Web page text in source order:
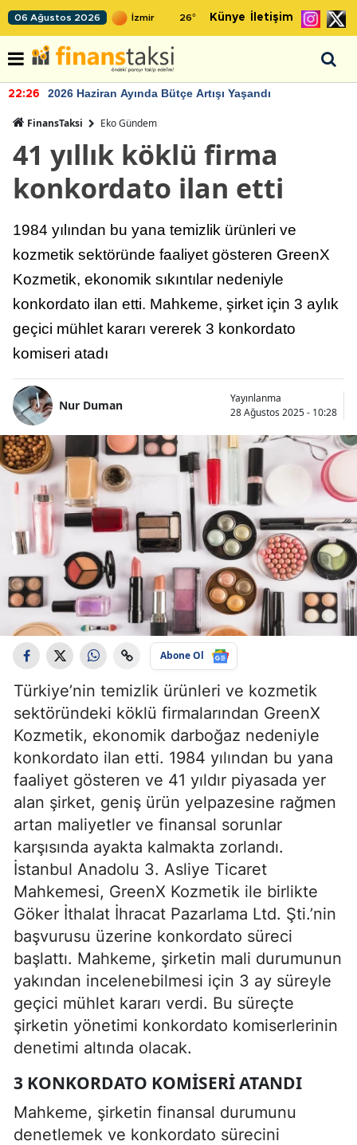
06 Ağustos 2026 26° Künye İletişim
22:26 2026 Haziran Ayında Bütçe Artışı Yaşandı
FinansTaksi Eko Gündem
41 yıllık köklü firma
konkordato ilan etti
1984 yılından bu yana temizlik ürünleri ve
kozmetik sektöründe faaliyet gösteren GreenX
Kozmetik, ekonomik sıkıntılar nedeniyle
konkordato ilan etti. Mahkeme, şirket için 3 aylık
geçici mühlet kararı vererek 3 konkordato
komiseri atadı
Nur Duman
Yayınlanma
28 Ağustos 2025 - 10:28
Abone Ol
Türkiye’nin temizlik ürünleri ve kozmetik
sektöründeki köklü firmalarından GreenX
Kozmetik, ekonomik darboğaz nedeniyle
konkordato ilan etti. 1984 yılından bu yana
faaliyet gösteren ve 41 yıldır piyasada yer
alan şirket, geniş ürün yelpazesine rağmen
artan maliyetler ve finansal sorunlar
karşısında ayakta kalmakta zorlandı.
İstanbul Anadolu 3. Asliye Ticaret
Mahkemesi, GreenX Kozmetik ile birlikte
Göker İthalat İhracat Pazarlama Ltd. Şti.’nin
başvurusu üzerine konkordato süreci
başlattı. Mahkeme, şirketin mali durumunun
yakından incelenebilmesi için 3 ay süreyle
geçici mühlet kararı verdi. Bu süreçte
şirketin yönetimi konkordato komiserlerinin
denetimi altında olacak.
3 KONKORDATO KOMISERI ATANDI
Mahkeme, şirketin finansal durumunu
denetlemek ve konkordato sürecini